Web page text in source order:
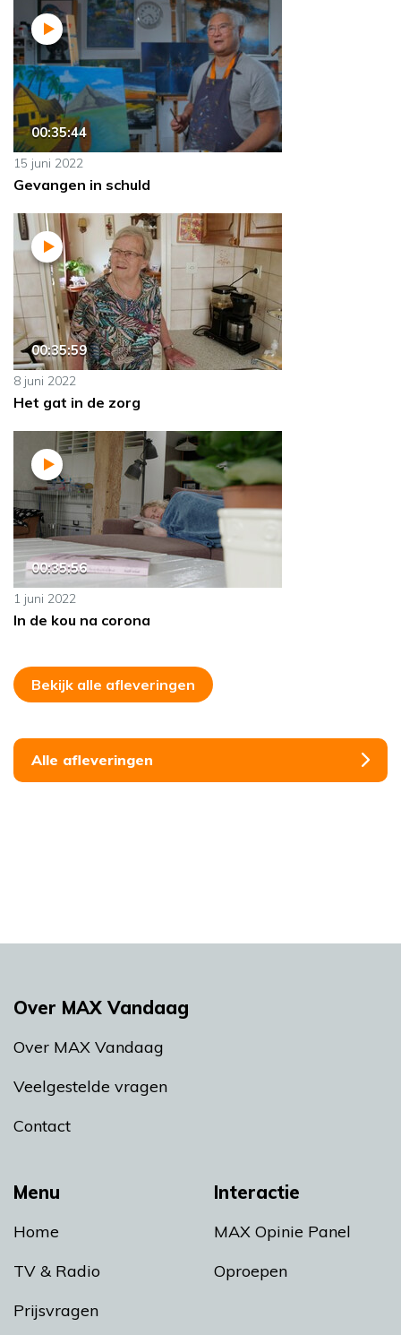
00:35:44
15 juni 2022
Gevangen in schuld
00:35:59
8 juni 2022
Het gat in de zorg
00:35:56
1 juni 2022
In de kou na corona
Bekijk alle afleveringen
Alle afleveringen
Menu
Home
TV & Radio
Prijsvragen
Interactie
MAX Opinie Panel
Oproepen
Over MAX Vandaag
Over MAX Vandaag
Veelgestelde vragen
Contact